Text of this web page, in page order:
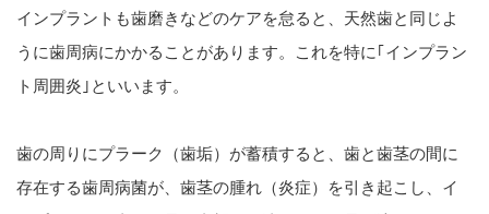
インプラントも歯磨きなどのケアを怠ると、天然歯と同じよ
うに歯周病にかかることがあります。これを特に｢インプラン
ト周囲炎｣といいます。
歯の周りにプラーク（歯垢）が蓄積すると、歯と歯茎の間に
存在する歯周病菌が、歯茎の腫れ（炎症）を引き起こし、イ